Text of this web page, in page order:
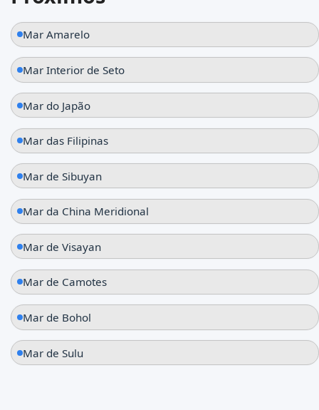
Mar Amarelo
Mar Interior de Seto
Mar do Japão
Mar das Filipinas
Mar de Sibuyan
Mar da China Meridional
Mar de Visayan
Mar de Camotes
Mar de Bohol
Mar de Sulu